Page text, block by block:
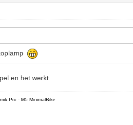
en het werkt.
Pro - M5 MinimalBike